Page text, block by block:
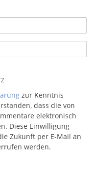
zur Kenntnis
dass die von
elektronisch
Diese Einwilligung
Zukunft per E-Mail an
werden.